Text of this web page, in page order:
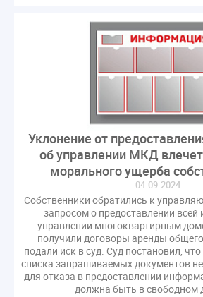
Уклонение от
об управлении МКД
морального ущерба
04.09.2024
Собственники обратились к
запросом о предоставлении
управлении многоквартирным
получили договоры аренды
подали иск в суд. Суд постановил, что
списка запрашиваемых документов
для отказа в предоставлении
должна быть в свободном